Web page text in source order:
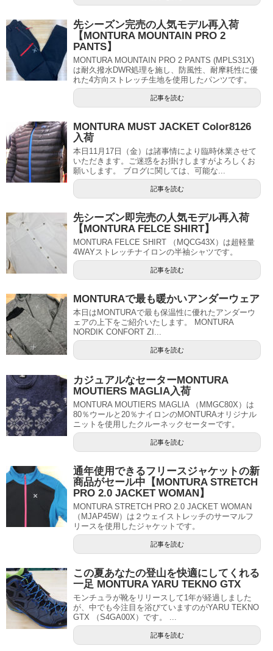
先シーズン完売の人気モデル再入荷
【MONTURA MOUNTAIN PRO 2
PANTS】
MONTURA MOUNTAIN PRO 2 PANTS (MPLS31X)
は耐久撥水DWR処理を施し、防風性、耐摩耗性に優
れた4方向ストレッチ生地を使用したパンツです。
記事を読む
MONTURA MUST JACKET Color8126
入荷
本日11月17日（金）は諸事情により臨時休業させて
いただきます。ご迷惑をお掛けしますがよろしくお
願いします。 ブログに関しては、可能な...
記事を読む
先シーズン即完売の人気モデル再入荷
【MONTURA FELCE SHIRT】
MONTURA FELCE SHIRT （MQCG43X）は超軽量
4WAYストレッチナイロンの半袖シャツです。
記事を読む
MONTURAで最も暖かいアンダーウェア
本日はMONTURAで最も保温性に優れたアンダーウ
ェアの上下をご紹介いたします。 MONTURA
NORDIK CONFORT ZI...
記事を読む
カジュアルなセーターMONTURA
MOUTIERS MAGLIA入荷
MONTURA MOUTIERS MAGLIA （MMGC80X）は
80％ウールと20％ナイロンのMONTURAオリジナル
ニットを使用したクルーネックセーターです。
記事を読む
通年使用できるフリースジャケットの新
商品がセール中【MONTURA STRETCH
PRO 2.0 JACKET WOMAN】
MONTURA STRETCH PRO 2.0 JACKET WOMAN
（MJAP45W）は２ウェイストレッチのサーマルフ
リースを使用したジャケットです。
記事を読む
この夏あなたの登山を快適にしてくれる
一足 MONTURA YARU TEKNO GTX
モンチュラが靴をリリースして1年が経過しました
が、中でも今注目を浴びていますのがYARU TEKNO
GTX （S4GA00X）です。 ...
記事を読む